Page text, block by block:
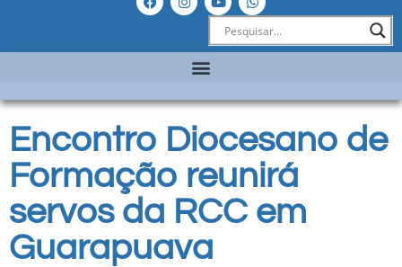
Encontro Diocesano de
Formação reunirá
servos da RCC em
Guarapuava